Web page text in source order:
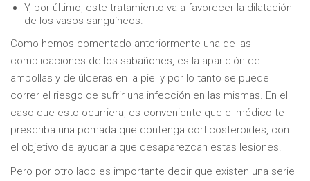
Y, por último, este tratamiento va a favorecer la dilatación
de los vasos sanguíneos.
Como hemos comentado anteriormente una de las
complicaciones de los sabañones, es la aparición de
ampollas y de úlceras en la piel y por lo tanto se puede
correr el riesgo de sufrir una infección en las mismas. En el
caso que esto ocurriera, es conveniente que el médico te
prescriba una pomada que contenga corticosteroides, con
el objetivo de ayudar a que desaparezcan estas lesiones.
Pero por otro lado es importante decir que existen una serie